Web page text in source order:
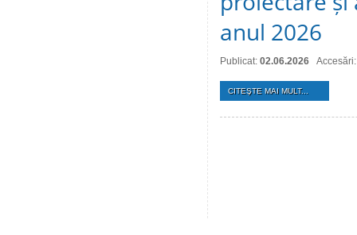
anul 2026
Publicat: 02.06.2026
CITEŞTE MAI MULT...